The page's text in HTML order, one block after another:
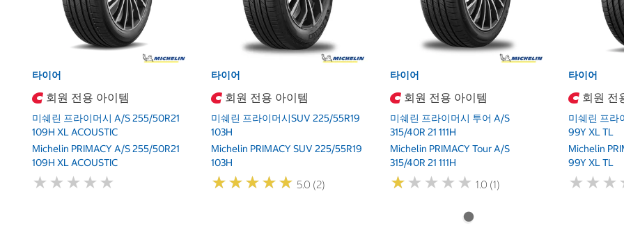
타이어
회원 전용 아이템
미쉐린 프라이머시 A/S 255/50R21
109H XL ACOUSTIC
Michelin PRIMACY A/S 255/50R21
109H XL ACOUSTIC
★ ★ ★ ★ ★
★ ★ ★ ★ ★
타이어
회원 전용 아이템
미쉐린 프라이머시SUV 225/55R19
103H
Michelin PRIMACY SUV 225/55R19
103H
★★★★★
★★★★★ 5.0 (2)
타이어
회원 전용 아이템
미쉐린 프라이머시 투어 A/S
315/40R 21 111H
Michelin PRIMACY Tour A/S
315/40R 21 111H
★ ★ ★ ★ ★
★ ★ ★ ★ ★ 1.0 (1)
타이어
회원 전
미쉐린 프라
99Y XL TL
Michelin
99Y XL TL
★ ★ ★
★ ★ ★